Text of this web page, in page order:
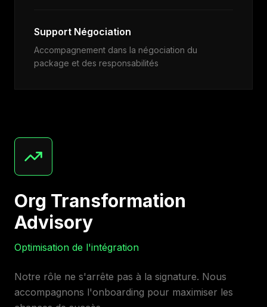
Support Négociation
Accompagnement dans la négociation du
package et des responsabilités
Org Transformation
Advisory
Optimisation de l'intégration
Notre rôle ne s'arrête pas à la signature. Nous
accompagnons l'onboarding pour maximiser les